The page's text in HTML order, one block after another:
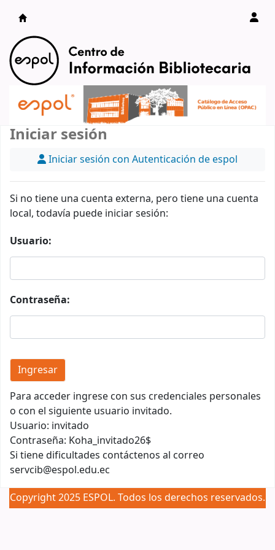
Catálogo en línea
Iniciar sesión
Iniciar sesión con Autenticación de espol
Si no tiene una cuenta externa, pero tiene una cuenta
local, todavía puede iniciar sesión:
Usuario:
Contraseña:
Para acceder ingrese con sus credenciales personales
o con el siguiente usuario invitado.
Usuario: invitado
Contraseña: Koha_invitado26$
Si tiene dificultades contáctenos al correo
servcib@espol.edu.ec
Copyright 2025 ESPOL. Todos los derechos reservados.